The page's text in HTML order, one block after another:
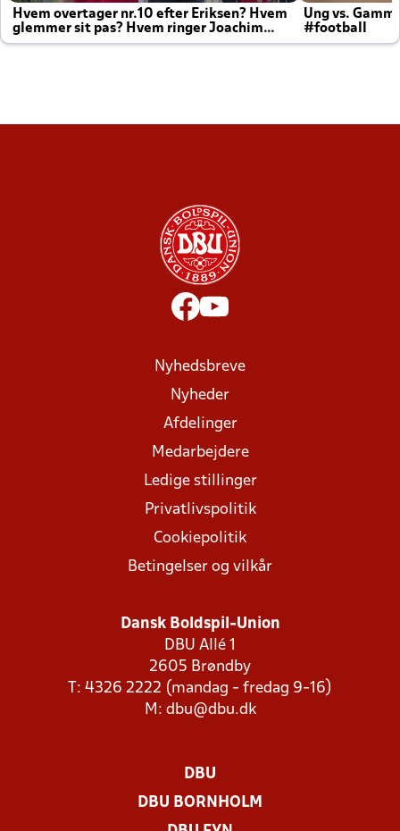
Hvem overtager nr.10 efter Eriksen? Hvem
glemmer sit pas? Hvem ringer Joachim
altid til efter kampe?
Ung vs.
#football
Nyhedsbreve
Nyheder
Afdelinger
Medarbejdere
Ledige stillinger
Privatlivspolitik
Cookiepolitik
Betingelser og vilkår
Dansk Boldspil-Union
DBU Allé 1
2605 Brøndby
T: 4326 2222 (mandag - fredag 9-16)
M: dbu@dbu.dk
DBU
DBU BORNHOLM